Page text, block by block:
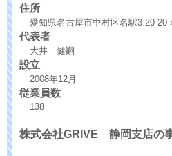
住所
愛知県名古屋市中村区名駅3-20-20
代表者
大井 健嗣
設立
2008年12月
従業員数
138
株式会社GRIVE 静岡支店の